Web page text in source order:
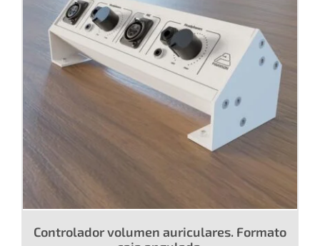
Controlador volumen auriculares. Formato